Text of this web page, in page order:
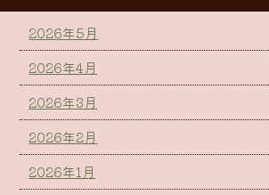
2026年5月
2026年4月
2026年3月
2026年2月
2026年1月